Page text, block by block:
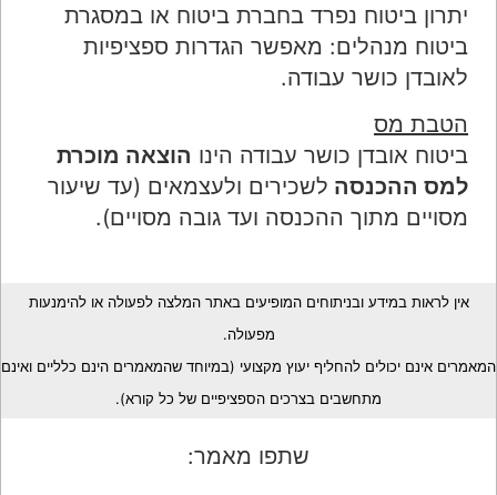
יתרון ביטוח נפרד בחברת ביטוח או במסגרת
ביטוח מנהלים: מאפשר הגדרות ספציפיות
לאובדן כושר עבודה.
הטבת מס
ביטוח אובדן כושר עבודה הינו הוצאה מוכרת
למס ההכנסה לשכירים ולעצמאים (עד שיעור
מסויים מתוך ההכנסה ועד גובה מסויים).
אין לראות במידע ובניתוחים המופיעים באתר המלצה לפעולה או להימנעות
מפעולה.
המאמרים אינם יכולים להחליף יעוץ מקצועי (במיוחד שהמאמרים הינם כלליים ואינם
מתחשבים בצרכים הספציפיים של כל קורא).
שתפו מאמר: